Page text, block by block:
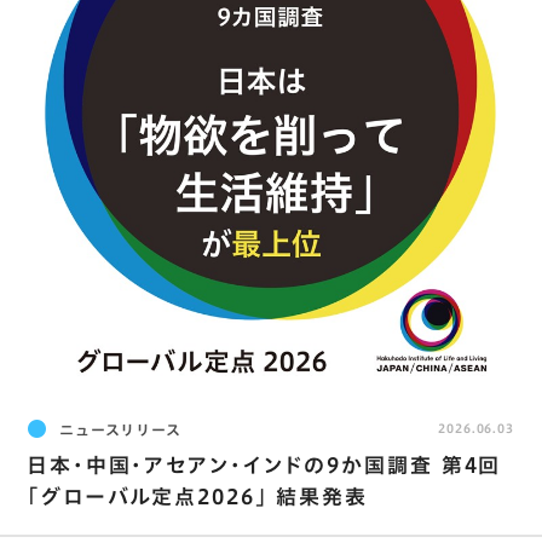
ニュースリリース
日本･中国･アセアン･インドの9か国調査 第4回
｢グローバル定点2026｣ 結果発表
2026.06.03